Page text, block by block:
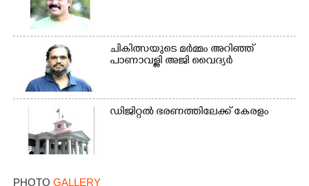
ചികിത്സയുടെ മർമ്മം അറിഞ്ഞ്
പാണാവള്ളി അജി വൈദ്യർ
ഡിജിറ്റൽ ഭരണത്തിലേക്ക് കേരളം
PHOTO GALLERY